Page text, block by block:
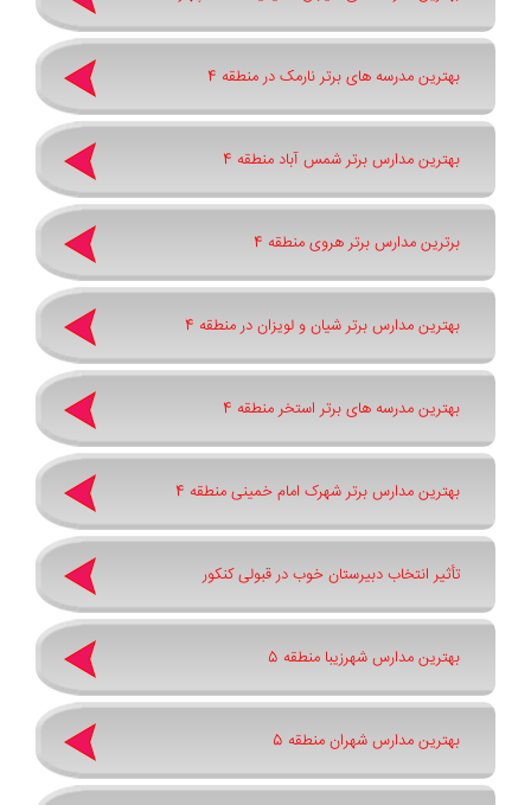
بهترین مدرسه های برتر نارمک در منطقه 4
بهترین مدارس برتر شمس آباد منطقه 4
برترین مدارس برتر هروی منطقه 4
بهترین مدارس برتر شیان و لویزان در منطقه 4
بهترین مدرسه های برتر استخر منطقه 4
بهترین مدارس برتر شهرک امام خمینی منطقه 4
تأثیر انتخاب دبیرستان خوب در قبولی کنکور
بهترین مدارس شهرزیبا منطقه 5
بهترین مدارس شهران منطقه 5